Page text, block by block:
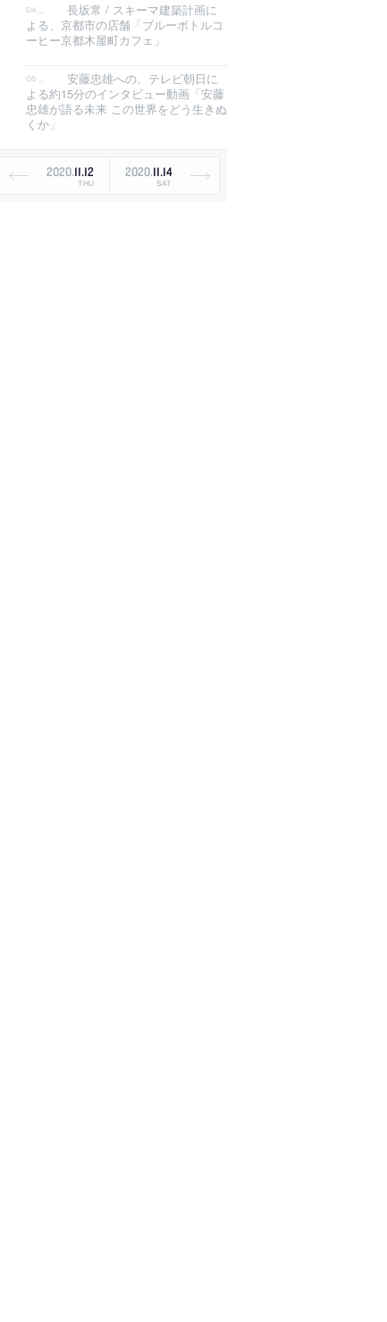
長坂常 / スキーマ建築計画に
よる、京都市の店舗「ブルーボトルコ
ーヒー京都木屋町カフェ」
安藤忠雄への、テレビ朝日に
よる約15分のインタビュー動画「安藤
忠雄が語る未来 この世界をどう生きぬ
くか」
2020.11.12
THU
2020.11.14
SAT